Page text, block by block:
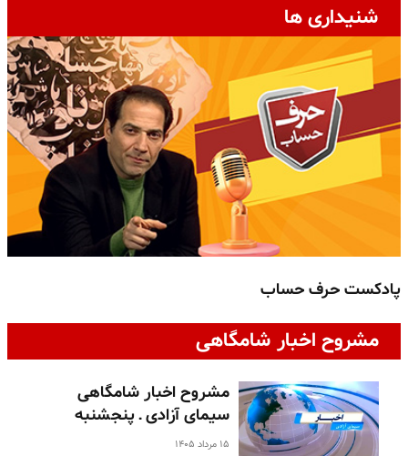
شنیداری ها
پادکست حرف حساب
مشروح اخبار شامگاهی
مشروح اخبار شامگاهی
سیمای آزادی ـ پنجشنبه
۱۵ مرداد ۱۴۰۵